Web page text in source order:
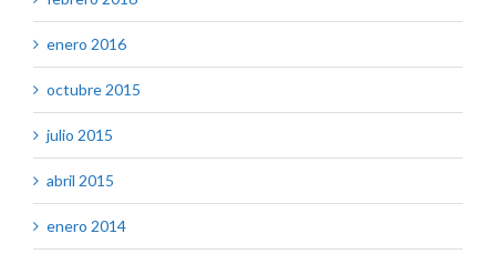
enero 2016
octubre 2015
julio 2015
abril 2015
enero 2014